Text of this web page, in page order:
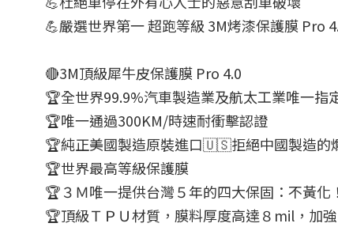
💪嚴選世界第一 超跑等級 3M烤漆保護膜 Pro
🔴3M頂級犀牛皮保護膜 Pro 4.0
🏆全世界99.9%汽車製造業及航太工業唯一指
🏆唯一通過300KM/時速耐衝擊認證
🏆純正美國製造原裝進口🇺🇸拒絕中國製造的
🏆世界最高等級保護膜
🏆３Ｍ唯一提供台灣５年的四大保固：不黃化
🏆頂級ＴＰＵ材質，膜料厚度高達８mil，加